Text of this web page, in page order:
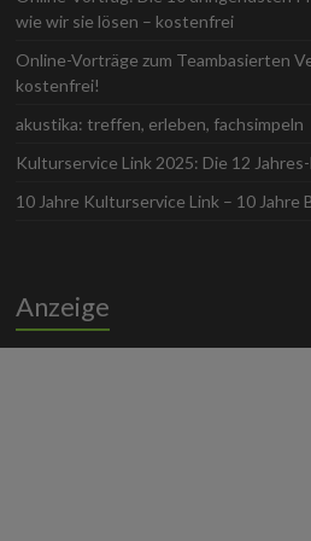
wie wir sie lösen – kostenfrei
Online-Vorträge zum Teambasierten
kostenfrei!
akustika: treffen, erleben, fachsimpeln
Kulturservice Link 2025: Die 12
10 Jahre Kulturservice Link – 10 Jahre
Anzeige